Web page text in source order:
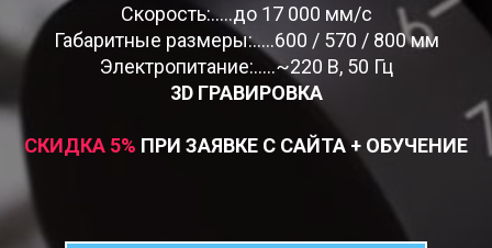
Скорость:.....до 17 000 мм/c
Габаритные размеры:.....600 / 570 / 800 мм
Электропитание:.....~220 В, 50 Гц
3D ГРАВИРОВКА
СКИДКА 5% ПРИ ЗАЯВКЕ С САЙТА + ОБУЧЕНИЕ